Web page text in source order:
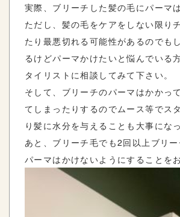
実際、ブリーチした髪の毛にパーマ
ただし、髪の毛をケアをしない限り
たり最悪切れる可能性があるのでも
るけどパーマかけたいと悩んでいる
タイリストに相談してみて下さい。
そして、ブリーチのパーマはかかっ
てしまったりするのでムース等でス
り髪に水分を与えることも大事にな
あと、ブリーチ毛でも2回以上ブリ
パーマはかけないようにすることを